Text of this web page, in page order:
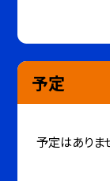
予定
予定はありま